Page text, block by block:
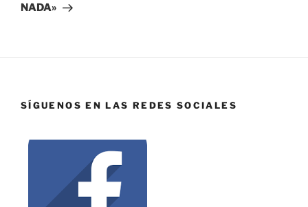
NADA»
SÍGUENOS EN LAS REDES SOCIALES